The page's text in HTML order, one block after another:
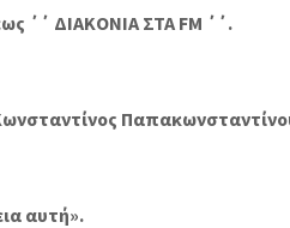
΄΄ ΔΙΑΚΟΝΙΑ ΣΤΑ FM ΄΄.
αυτή».